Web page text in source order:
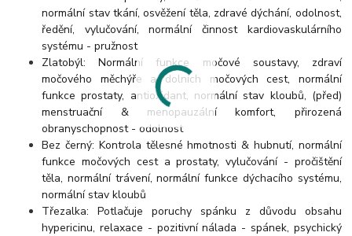
normální stav tkání, osvěžení těla, zdravé dýchání, odolnost,
ředění, vylučování, normální činnost kardiovaskulárního
systému - pružnost
Zlatobýl: Normální funkce močové soustavy, zdraví
močového měchýře a dolních močových cest, normální
funkce prostaty, antioxidant, normální stav kloubů, (před)
menstruační & menopauzální komfort, přirozená
obranyschopnost - odolnost
Bez černý: Kontrola tělesné hmotnosti & hubnutí, normální
funkce močových cest a prostaty, vylučování - pročištění
těla, normální trávení, normální funkce dýchacího systému,
normální stav kloubů
Třezalka: Potlačuje poruchy spánku z důvodu obsahu
hypericinu, relaxace - pozitivní nálada - spánek, psychický